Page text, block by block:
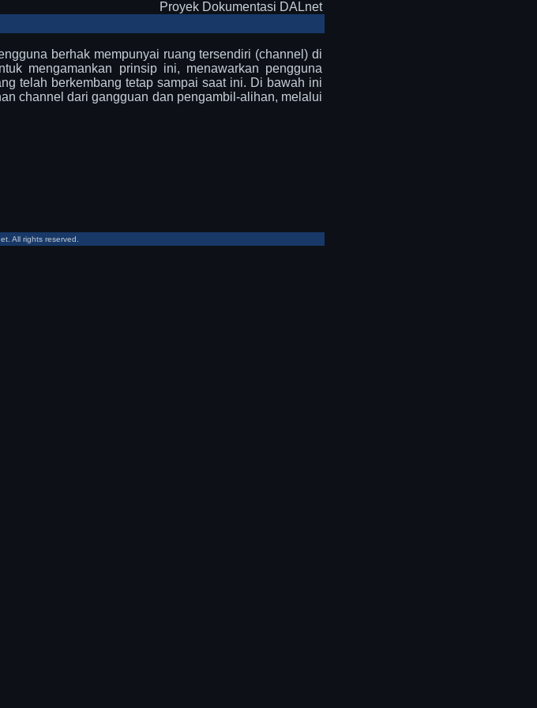
Proyek Dokumentasi DALnet
berhak mempunyai ruang tersendiri (channel) di
mengamankan prinsip ini, menawarkan pengguna
telah berkembang tetap sampai saat ini. Di bawah ini
channel dari gangguan dan pengambil-alihan, melalui
All rights reserved.